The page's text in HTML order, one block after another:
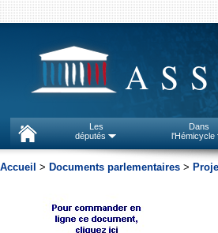
Les
députés
Dans
l'Hémicycle
Accueil > Documents parlementaires >